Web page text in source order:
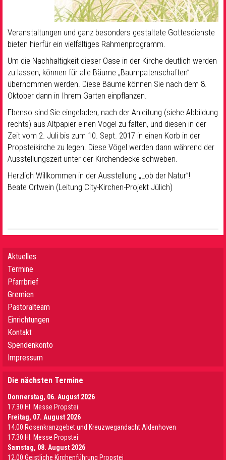
Veranstaltungen und ganz besonders gestaltete Gottesdienste
bieten hierfür ein vielfältiges Rahmenprogramm.
Um die Nachhaltigkeit dieser Oase in der Kirche deutlich werden
zu lassen, können für alle Bäume „Baumpatenschaften”
übernommen werden. Diese Bäume können Sie nach dem 8.
Oktober dann in Ihrem Garten einpflanzen.
Ebenso sind Sie eingeladen, nach der Anleitung (siehe Abbildung
rechts) aus Altpapier einen Vogel zu falten, und diesen in der
Zeit vom 2. Juli bis zum 10. Sept. 2017 in einen Korb in der
Propsteikirche zu legen. Diese Vögel werden dann während der
Ausstellungszeit unter der Kirchendecke schweben.
Herzlich Willkommen in der Ausstellung „Lob der Natur”!
Beate Ortwein (Leitung City-Kirchen-Projekt Jülich)
Aktuelles
Termine
Pfarrbrief
Gremien
Pastoralteam
Einrichtungen
Kontakt
Spendenkonto
Impressum
Die nächsten Termine
Donnerstag, 06. August 2026
17.30 Hl. Messe Propstei
Freitag, 07. August 2026
14.00 Rosenkranzgebet und Kreuzwegandacht Aldenhoven
17.30 Hl. Messe Propstei
Samstag, 08. August 2026
12.00 Geistliche Kirchenführung Propstei